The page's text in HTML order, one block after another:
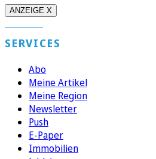
ANZEIGE X
SERVICES
Abo
Meine Artikel
Meine Region
Newsletter
Push
E-Paper
Immobilien